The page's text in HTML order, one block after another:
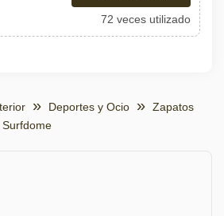
72 veces utilizado
Deportes y Ocio
Zapatos